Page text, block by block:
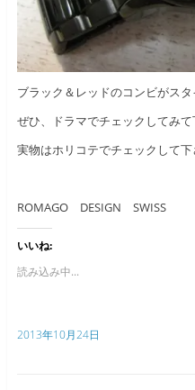
ブラック＆レッドのコンビがスタ
ぜひ、ドラマでチェックしてみて
実物はホリコテでチェックして
ROMAGO DESIGN SWISS
いいね:
読み込み中...
2013年10月24日